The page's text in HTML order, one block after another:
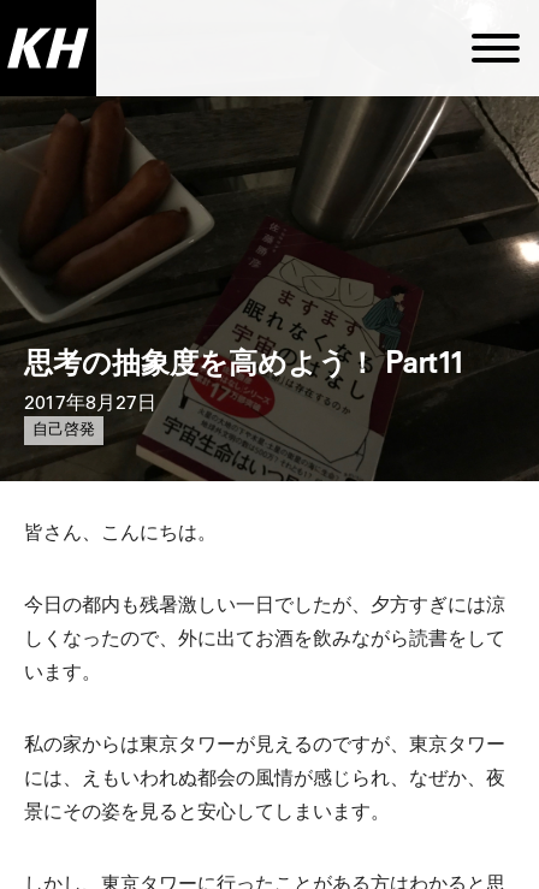
思考の抽象度を高めよう！ Part11
2017年8月27日
自己啓発
皆さん、こんにちは。
今日の都内も残暑激しい一日でしたが、夕方すぎには涼
しくなったので、外に出てお酒を飲みながら読書をして
います。
私の家からは東京タワーが見えるのですが、東京タワー
には、えもいわれぬ都会の風情が感じられ、なぜか、夜
景にその姿を見ると安心してしまいます。